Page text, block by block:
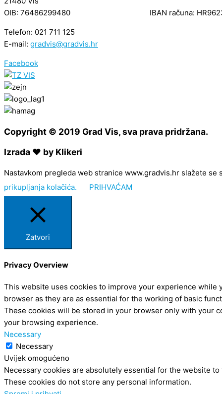
OIB: 76486299480 IBAN računa:
Telefon: 021 711 125
E-mail: gradvis@gradvis.hr
Facebook
Copyright © 2019 Grad Vis, sva prava pridržana.
Izrada ❤ by Klikeri
Nastavkom pregleda web stranice www.gradvis.hr slažete
prikupljanja kolačića.
PRIHVAĆAM
Zatvori
Privacy Overview
This website uses cookies to improve your experience while
browser as they are as essential for the working of basic
These cookies will be stored in your browser only with your
your browsing experience.
Necessary
Necessary
Uvijek omogućeno
Necessary cookies are absolutely essential for the website
These cookies do not store any personal information.